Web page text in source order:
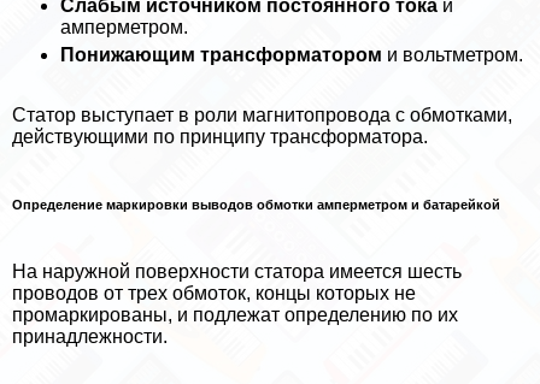
Слабым источником постоянного тока и
амперметром.
Понижающим трaнcформатором и вольтметром.
Статор выступает в роли магнитопровода с обмотками,
действующими по принципу трaнcформатора.
Определение маркировки выводов обмотки амперметром и батарейкой
На наружной поверхности статора имеется шесть
проводов от трех обмоток, концы которых не
промаркированы, и подлежат определению по их
принадлежности.